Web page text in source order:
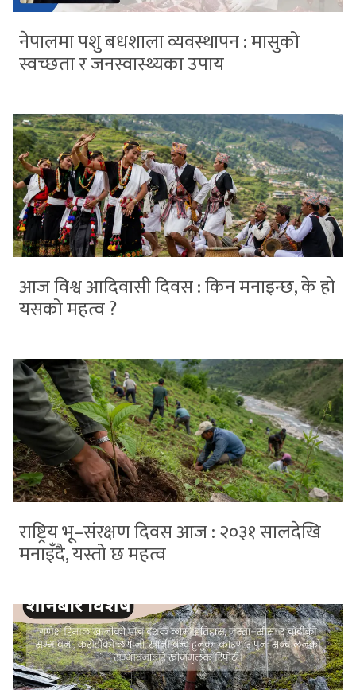
नेपालमा पशु बधशाला व्यवस्थापन : मासुको
स्वच्छता र जनस्वास्थ्यका उपाय
आज विश्व आदिवासी दिवस : किन मनाइन्छ, के हो
यसको महत्व ?
राष्ट्रिय भू–संरक्षण दिवस आज : २०३१ सालदेखि
मनाइँदै, यस्तो छ महत्व